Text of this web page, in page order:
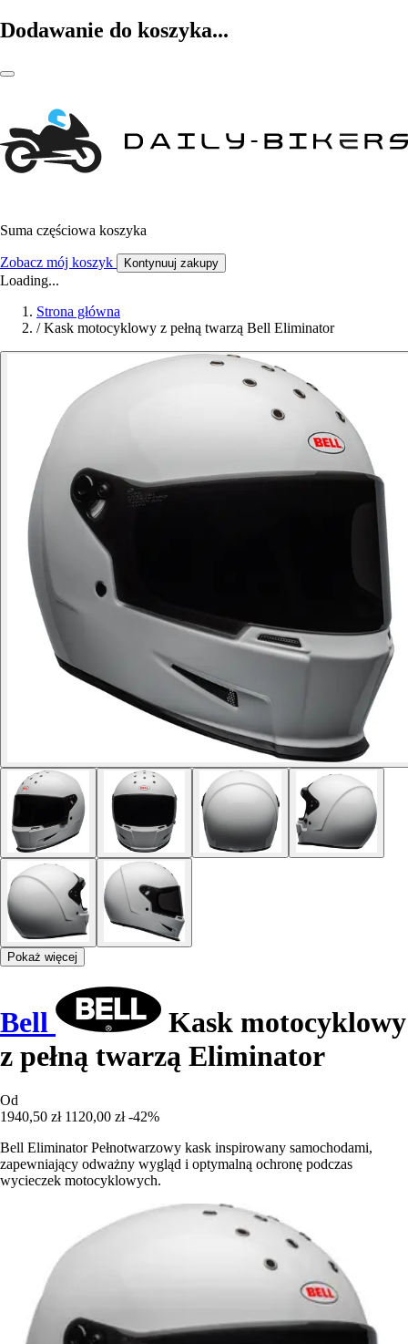
Dodawanie do koszyka...
Suma częściowa koszyka
Zobacz mój koszyk Kontynuuj zakupy
Loading...
Strona główna
/ Kask motocyklowy z pełną twarzą Bell Eliminator
Pokaż więcej
Bell
Kask motocyklowy
z pełną twarzą Eliminator
Od
1940,50 zł 1120,00 zł -42%
Bell Eliminator Pełnotwarzowy kask inspirowany samochodami,
zapewniający odważny wygląd i optymalną ochronę podczas
wycieczek motocyklowych.